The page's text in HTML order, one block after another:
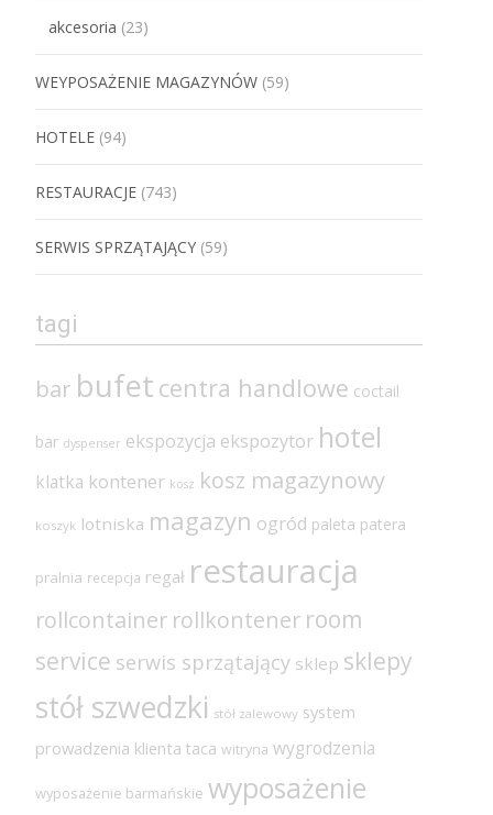
akcesoria (23)
WEYPOSAŻENIE MAGAZYNÓW (59)
HOTELE (94)
RESTAURACJE (743)
SERWIS SPRZĄTAJĄCY (59)
tagi
bar bufet centra handlowe coctail
bar dyspenser ekspozycja ekspozytor hotel
klatka kontener kosz kosz magazynowy
koszyk lotniska magazyn ogród paleta patera
pralnia recepcja regał restauracja
rollcontainer rollkontener room
service serwis sprzątający sklep sklepy
stół szwedzki stół zalewowy system
prowadzenia klienta taca witryna wygrodzenia
wyposażenie barmańskie wyposażenie